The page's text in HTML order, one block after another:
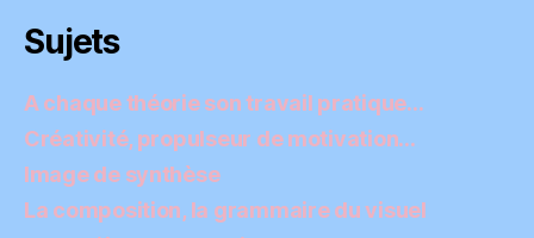
Sujets
A chaque théorie son travail pratique…
Créativité, propulseur de motivation…
Image de synthèse
La composition, la grammaire du visuel